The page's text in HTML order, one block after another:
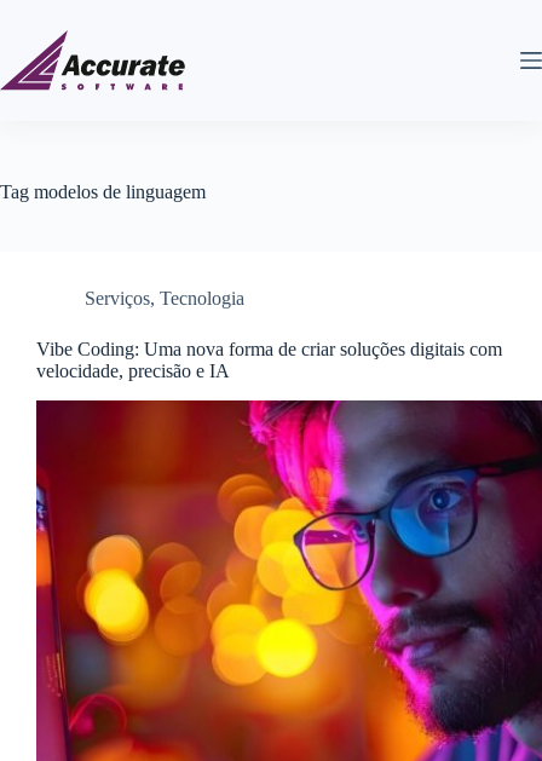
Tag modelos de linguagem
Serviços, Tecnologia
Vibe Coding: Uma nova forma de criar soluções digitais com
velocidade, precisão e IA